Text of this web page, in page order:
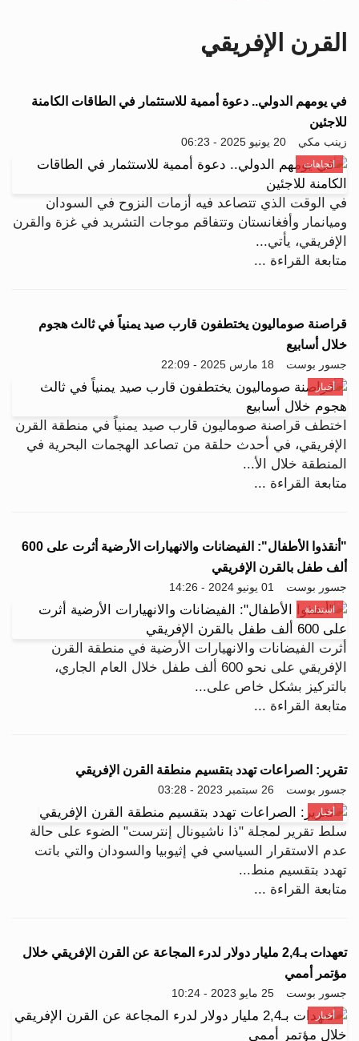
a
o
n
القرن الإفريقي
في يومهم الدولي.. دعوة أممية للاستثمار في الطاقات الكامنة
للاجئين
زينب مكي 20 يونيو 2025 - 06:23
اتجاهات
في الوقت الذي تتصاعد فيه أزمات النزوح في السودان
وميانمار وأفغانستان وتتفاقم موجات التشريد في غزة والقرن
الإفريقي، يأتي...
متابعة القراءة ...
قراصنة صوماليون يختطفون قارب صيد يمنياً في ثالث هجوم
خلال أسابيع
جسور بوست 18 مارس 2025 - 22:09
أخبار
اختطف قراصنة صوماليون قارب صيد يمنياً في منطقة القرن
الإفريقي، في أحدث حلقة من تصاعد الهجمات البحرية في
المنطقة خلال الأ...
متابعة القراءة ...
"أنقذوا الأطفال": الفيضانات والانهيارات الأرضية أثرت على 600
ألف طفل بالقرن الإفريقي
جسور بوست 01 يونيو 2024 - 14:26
استدامة
أثرت الفيضانات والانهيارات الأرضية في منطقة القرن
الإفريقي على نحو 600 ألف طفل خلال العام الجاري،
بالتركيز بشكل خاص على...
متابعة القراءة ...
تقرير: الصراعات تهدد بتقسيم منطقة القرن الإفريقي
جسور بوست 26 سبتمبر 2023 - 03:28
أخبار
سلط تقرير لمجلة "ذا ناشيونال إنترست" الضوء على حالة
عدم الاستقرار السياسي في إثيوبيا والسودان والتي باتت
تهدد بتقسيم منط...
متابعة القراءة ...
تعهدات بـ2,4 مليار دولار لدرء المجاعة عن القرن الإفريقي خلال
مؤتمر أممي
جسور بوست 25 مايو 2023 - 10:24
أخبار